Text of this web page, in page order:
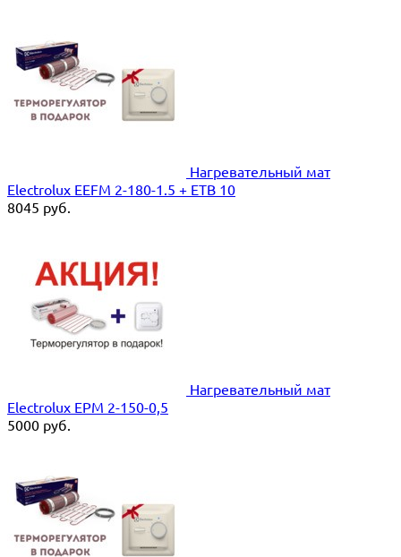
Нагревательный мат
Electrolux EEFM 2-180-1.5 + ETB 10
8045 руб.
Нагревательный мат
Electrolux EPM 2-150-0,5
5000 руб.